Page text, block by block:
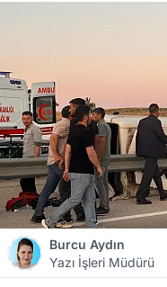
Burcu Aydın
Yazı İşleri Müdürü